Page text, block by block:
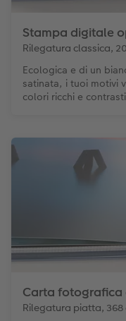
Stampa digitale
Rilegatura classica,
Ecologica e di un
satinata, i tuoi motivi
colori ricchi e
Carta fotografica
Rilegatura piatta,